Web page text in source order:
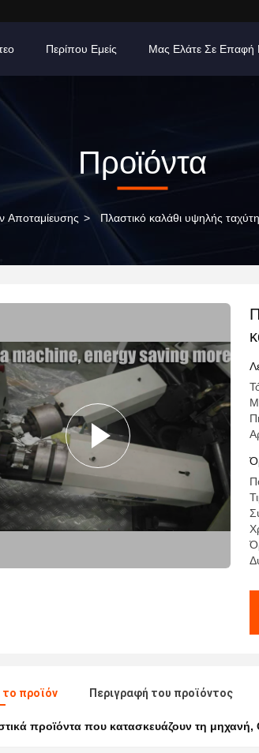
Περίπου Εμείς Μας Ελάτε Σε Επαφή
Προϊόντα
Αποταμίευσης > Πλαστικό καλάθι υψηλής
το προϊόν Περιγραφή του προϊόντος
προϊόντα που κατασκευάζουν τη μηχανή,